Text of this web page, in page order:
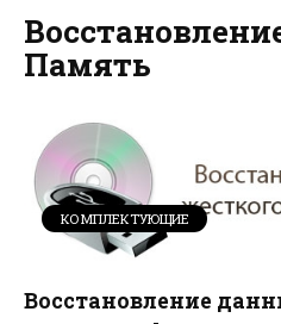
Память
КОМПЛЕКТУЮЩИЕ
Восстановление